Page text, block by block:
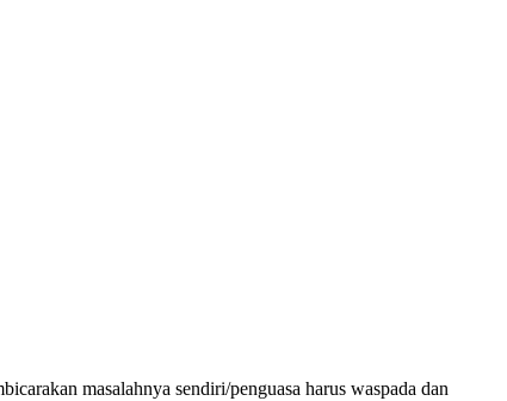
masalahnya sendiri/penguasa harus waspada dan